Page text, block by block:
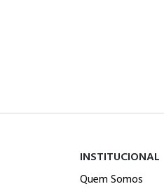
INSTITUCIONAL
Quem Somos